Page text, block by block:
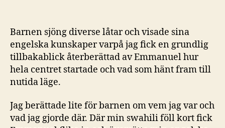
Barnen sjöng diverse låtar och visade sina
engelska kunskaper varpå jag fick en grundlig
tillbakablick återberättad av Emmanuel hur
hela centret startade och vad som hänt fram till
nutida läge.
Jag berättade lite för barnen om vem jag var och
vad jag gjorde där. Där min swahili föll kort fick